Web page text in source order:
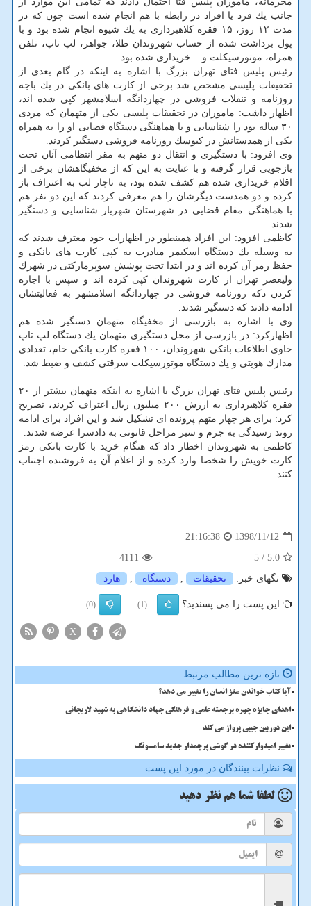
جانب یك فرد یا افراد در رابطه با هم انجام شده است چون كه در
مدت ۱۲ روز، ۱۵ فقره كلاهبرداری به یك شیوه انجام شده بود و با
پول برداشت شده از حساب شهروندان طلا، جواهر، لپ تاپ، تلفن
همراه، موتورسیكلت و... خریداری شده بود.
رئیس پلیس فتای تهران بزرگ با اشاره به اینكه در گام بعدی از
تحقیقات پلیسی مشخص شد برخی از كارت های بانكی در یك باجه
روزنامه و تنقلات فروشی در چهاردانگه اسلامشهر كپی شده اند،
اظهار داشت: ماموران در تحقیقات پلیسی یكی از متهمان كه مردی
۳۰ ساله بود را شناسایی و با هماهنگی دستگاه قضایی او را به همراه
یكی از همدستانش در كیوسك روزنامه فروشی دستگیر كردند.
وی افزود: با دستگیری و انتقال دو متهم به مقر انتظامی آنان تحت
بازجویی قرار گرفته و با عنایت به این كه از مخفیگاهشان برخی از
اقلام خریداری شده هم كشف شده بود، به ناچار لب به اعتراف باز
كرده و دو همدست دیگرشان را هم معرفی كردند كه این دو نفر هم
با هماهنگی مقام قضایی در شهرستان شهریار شناسایی و دستگیر
شدند.
كاظمی افزود: این افراد همینطور در اظهارات خود معترف شدند كه
به وسیله یك دستگاه اسكیمر مبادرت به كپی كارت های بانكی و
حفظ رمز آن كرده اند و در ابتدا تحت پوشش سوپرماركتی در شهرك
ولیعصر تهران از كارت شهروندان كپی كرده اند و سپس با اجاره
كردن دكه روزنامه فروشی در چهاردانگه اسلامشهر به فعالیتشان
ادامه دادند كه دستگیر شدند.
وی با اشاره به بازرسی از مخفیگاه متهمان دستگیر شده هم
اظهاركرد: در بازرسی از محل دستگیری متهمان یك دستگاه لپ تاپ
حاوی اطلاعات بانكی شهروندان، ۱۰۰ فقره كارت بانكی خام، تعدادی
مدارك هویتی و یك دستگاه موتورسیكلت سرقتی كشف و ضبط شد.
رئیس پلیس فتای تهران بزرگ با اشاره به اینكه متهمان بیشتر از ۲۰
فقره كلاهبرداری به ارزش ۲۰۰ میلیون ریال اعتراف كردند، تصریح
كرد: برای هر چهار متهم پرونده ای تشكیل شد و این افراد برای ادامه
روند رسیدگی به جرم و سیر مراحل قانونی به دادسرا عرضه شدند.
كاظمی به شهروندان اخطار داد كه هنگام خرید با كارت بانكی رمز
كارت خویش را شخصا وارد كرده و از اعلام آن به فروشنده اجتناب
كنند.
1398/11/12
21:16:38
5.0
/ 5
4111
تگهای خبر:
تحقیقات , دستگاه , هارد
این پست را می پسندید؟ (1)
(0)
X
تازه ترین مطالب مرتبط
آیا کتاب خواندن مغز انسان را تغییر می دهد؟
اهدای جایزه چهره برجسته علمی و فرهنگی جهاد دانشگاهی به شهید لاریجانی
این دوربین جیبی پرواز می کند
تغییر امیدوارکننده در گوشی پرچمدار جدید سامسونگ
نظرات بینندگان در مورد این پست
لطفا شما هم نظر دهید